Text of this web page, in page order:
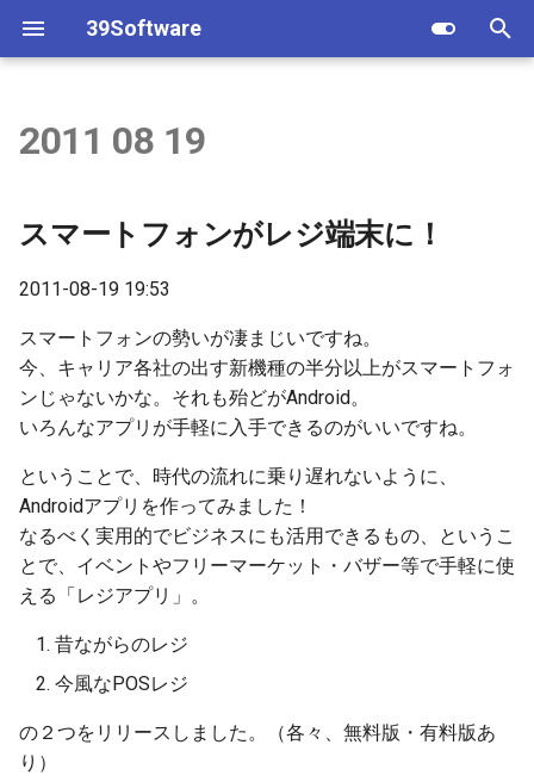
39Software
t
o
s
a
t
s
e
h
Android
顧客予約実績
iPhone/iPad シフト表
評価シート
レシピ原価計算
2022
2021
2020
2016
2015
2013
2012
2011
2010
2009
2011 08 19
スマートフォンがレジ端末に！
2011-08-19 19:53
スマートフォンの勢いが凄まじいですね。
今、キャリア各社の出す新機種の半分以上がスマートフォ
ンじゃないかな。それも殆どがAndroid。
いろんなアプリが手軽に入手できるのがいいですね。
ということで、時代の流れに乗り遅れないように、
Androidアプリを作ってみました！
なるべく実用的でビジネスにも活用できるもの、というこ
とで、イベントやフリーマーケット・バザー等で手軽に使
える「レジアプリ」。
昔ながらのレジ
今風なPOSレジ
の２つをリリースしました。（各々、無料版・有料版あ
り）